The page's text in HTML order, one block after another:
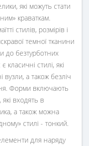
які можуть стати
краваткам.
стилів, розмірів і
темної тканини
до безтурботних
класичні стилі, які
вузли, а також безліч
Форми включають
входять в
а також можна
стилі - тонкий.
для наряду